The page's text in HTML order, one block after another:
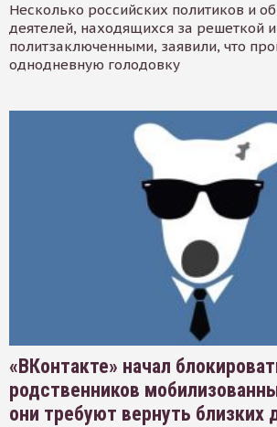
Несколько российских политиков и
деятелей, находящихся за решеткой
политзаключенными, заявили, что
однодневную голодовку
«ВКонтакте» начал
родственников
они требуют вернуть близких